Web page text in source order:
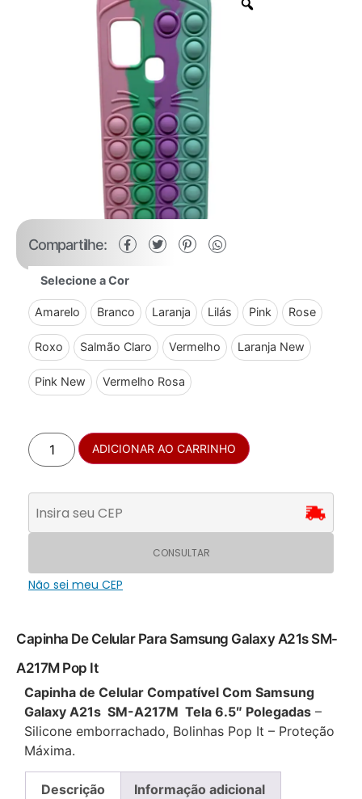
Capinha De Celular Para Samsung Galaxy A21s SM-
A217M Pop It
Capinha de Celular Compatível Com Samsung
Galaxy A21s SM-A217M Tela 6.5″ Polegadas –
Silicone emborrachado, Bolinhas Pop It – Proteção
Máxima.
Descrição Informação adicional
Compartilhe:
Selecione a Cor
Amarelo Branco Laranja Lilás Pink Rose
Roxo Salmão Claro Vermelho Laranja New
Pink New Vermelho Rosa
ADICIONAR AO CARRINHO
CONSULTAR
Não sei meu CEP